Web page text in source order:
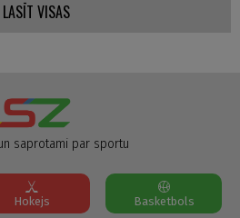
LASĪT VISAS
saprotami par sportu
Hokejs Basketbols